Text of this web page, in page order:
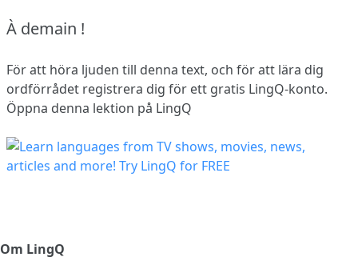
À demain !
För att höra ljuden till denna text, och för att lära dig
ordförrådet registrera dig för ett gratis LingQ-konto.
Öppna denna lektion på LingQ
Om LingQ